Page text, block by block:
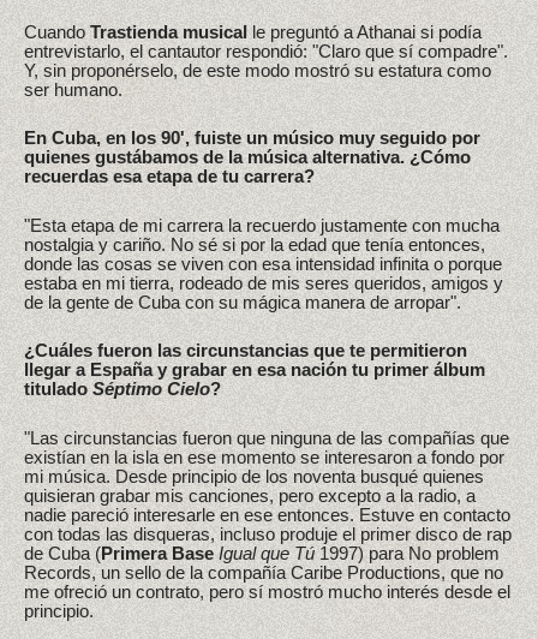
CuandoTrastienda musical le preguntó a Athanai si podía
entrevistarlo, el cantautor respondió: "Claro que sí compadre".
Y, sin proponérselo, de este modo mostró su estatura como
ser humano.
En Cuba, en los 90', fuiste un músico muy seguido por
quienes gustábamos de la música alternativa. ¿Cómo
recuerdas esa etapa de tu carrera?
"Esta etapa de mi carrera la recuerdo justamente con mucha
nostalgia y cariño. No sé si por la edad que tenía entonces,
donde las cosas se viven con esa intensidad infinita o porque
estaba en mi tierra, rodeado de mis seres queridos, amigos y
de la gente de Cuba con su mágica manera de arropar".
¿Cuáles fueron las circunstancias que te permitieron
llegar a España y grabar en esa nación tu primer álbum
tituladoSéptimo Cielo?
"Las circunstancias fueron que ninguna de las compañías que
existían en la isla en ese momento se interesaron a fondo por
mi música. Desde principio de los noventa busqué quienes
quisieran grabar mis canciones, pero excepto a la radio, a
nadie pareció interesarle en ese entonces. Estuve en contacto
con todas las disqueras, incluso produje el primer disco de rap
de Cuba (Primera Base Igual que Tú1997) para No problem
Records, un sello de la compañía Caribe Productions, que no
me ofreció un contrato, pero sí mostró mucho interés desde el
principio.